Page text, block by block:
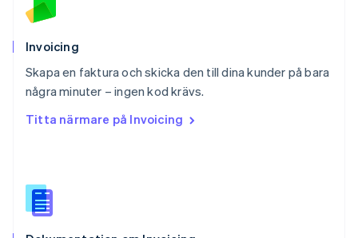
Invoicing
Skapa en faktura och skicka den till dina kunder på bara
några minuter – ingen kod krävs.
Titta närmare på Invoicing
Rumänien
Schweiz
Deutsch
Singapore
English 简体中文
English
Español
Storbritannien